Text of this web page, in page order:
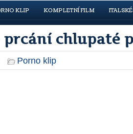
KLIP KOMPLETNÍ FILM
prcání chlupaté
Porno klip